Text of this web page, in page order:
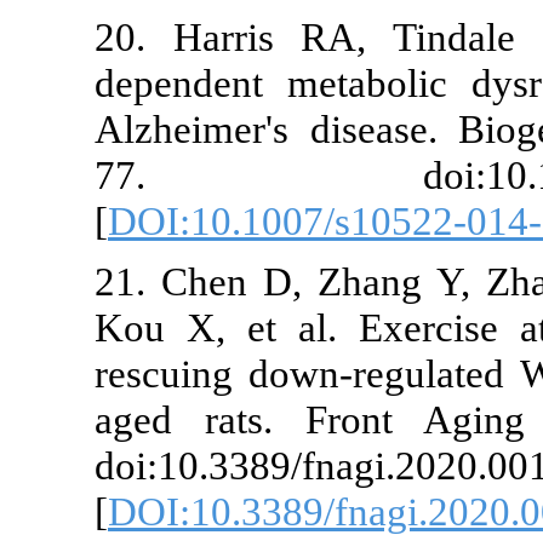
20. Harris
dependent
Alzheimer's
77.
[
21. Chen D,
Kou X, et al.
rescuing
aged rats.
doi:10.3389/
[